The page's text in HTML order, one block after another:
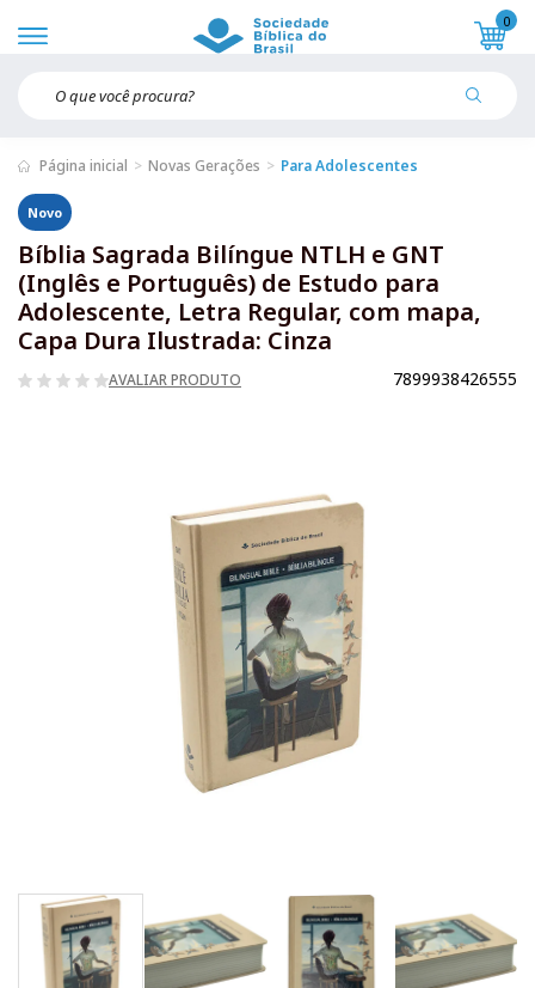
0
Página inicial Novas Gerações Para Adolescentes
Novo
Bíblia Sagrada Bilíngue NTLH e GNT
(Inglês e Português) de Estudo para
Adolescente, Letra Regular, com mapa,
Capa Dura Ilustrada: Cinza
AVALIAR PRODUTO 7899938426555